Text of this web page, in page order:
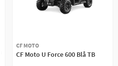
CF MOTO
CF Moto U Force 600 Blå TB